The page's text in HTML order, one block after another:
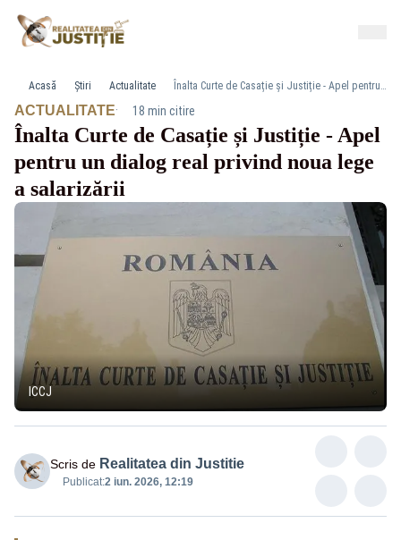
Acasă Știri Actualitate Înalta Curte de Casație și Justiție - Apel pentru un dialog real privind noua lege a salarizării
ACTUALITATE· 18 min citire
Înalta Curte de Casație și Justiție - Apel
pentru un dialog real privind noua lege
a salarizării
ICCJ
Scris de Realitatea din Justitie
Publicat:2 iun. 2026, 12:19